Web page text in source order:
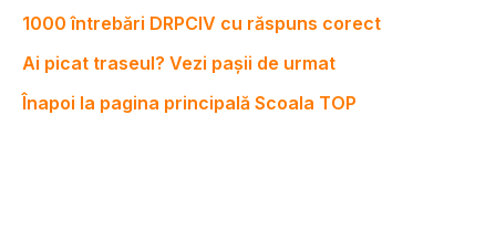
1000 întrebări DRPCIV cu răspuns corect
Ai picat traseul? Vezi pașii de urmat
Înapoi la pagina principală Scoala TOP